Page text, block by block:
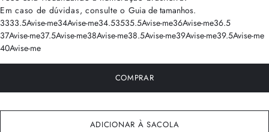
Em caso de dúvidas, consulte o Guia de tamanhos.
3333.5Avise-me34Avise-me34.53535.5Avise-me36Avise-me36.5
37Avise-me37.5Avise-me38Avise-me38.5Avise-me39Avise-me39.5Avise-me
40Avise-me
COMPRAR
ADICIONAR À SACOLA